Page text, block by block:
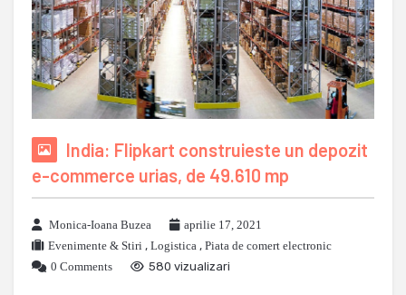
India: Flipkart construieste un depozit
e-commerce urias, de 49.610 mp
Monica-Ioana Buzea
aprilie 17, 2021
Evenimente & Stiri , Logistica , Piata de comert electronic
0 Comments
580 vizualizari